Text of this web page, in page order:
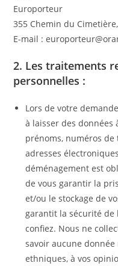
Europorteur
355 Chemin du Cimetière,
E-mail :
2. Les traitements
personnelles :
Lors de votre
à laisser des données
prénoms, numéros de
adresses
déménagement est
de vous garantir la
et/ou le stockage de
garantit la sécurité de
confiez. Nous ne
savoir aucune
ethniques, à vos